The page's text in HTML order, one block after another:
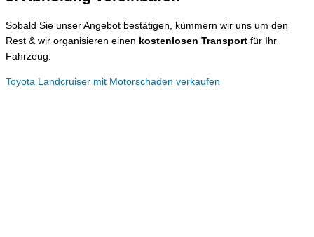
Sobald Sie unser Angebot bestätigen, kümmern wir uns um den
Rest & wir organisieren einen kostenlosen Transport für Ihr
Fahrzeug.
Toyota Landcruiser mit Motorschaden verkaufen